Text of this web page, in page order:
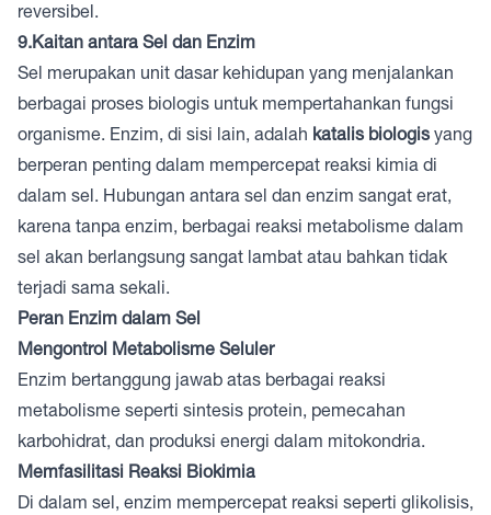
reversibel.
9.Kaitan antara Sel dan Enzim
Sel merupakan unit dasar kehidupan yang menjalankan
berbagai proses biologis untuk mempertahankan fungsi
organisme. Enzim, di sisi lain, adalah katalis biologis yang
berperan penting dalam mempercepat reaksi kimia di
dalam sel. Hubungan antara sel dan enzim sangat erat,
karena tanpa enzim, berbagai reaksi metabolisme dalam
sel akan berlangsung sangat lambat atau bahkan tidak
terjadi sama sekali.
Peran Enzim dalam Sel
Mengontrol Metabolisme Seluler
Enzim bertanggung jawab atas berbagai reaksi
metabolisme seperti sintesis protein, pemecahan
karbohidrat, dan produksi energi dalam mitokondria.
Memfasilitasi Reaksi Biokimia
Di dalam sel, enzim mempercepat reaksi seperti glikolisis,